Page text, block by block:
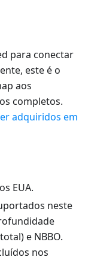
para conectar
este é o
aos
completos.
adquiridos em
EUA.
neste
e NBBO.
nos